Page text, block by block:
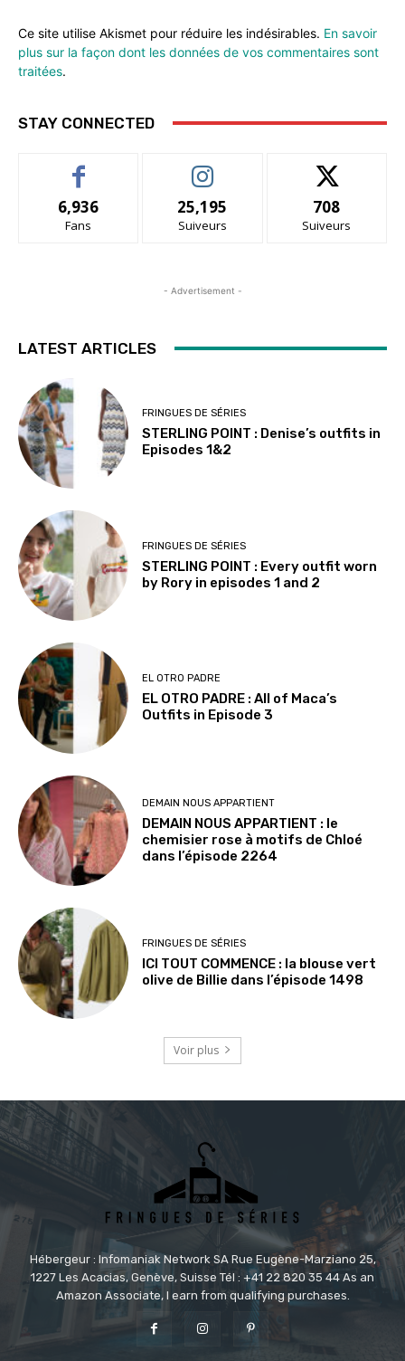
Ce site utilise Akismet pour réduire les indésirables. En savoir
plus sur la façon dont les données de vos commentaires sont
traitées.
STAY CONNECTED
6,936
Fans
25,195
Suiveurs
708
Suiveurs
- Advertisement -
LATEST ARTICLES
FRINGUES DE SÉRIES
STERLING POINT : Denise’s outfits in
Episodes 1&2
FRINGUES DE SÉRIES
STERLING POINT : Every outfit worn
by Rory in episodes 1 and 2
EL OTRO PADRE
EL OTRO PADRE : All of Maca’s
Outfits in Episode 3
DEMAIN NOUS APPARTIENT
DEMAIN NOUS APPARTIENT : le
chemisier rose à motifs de Chloé
dans l’épisode 2264
FRINGUES DE SÉRIES
ICI TOUT COMMENCE : la blouse vert
olive de Billie dans l’épisode 1498
Voir plus
Hébergeur : Infomaniak Network SA Rue Eugène-Marziano 25,
1227 Les Acacias, Genève, Suisse Tél : +41 22 820 35 44 As an
Amazon Associate, I earn from qualifying purchases.